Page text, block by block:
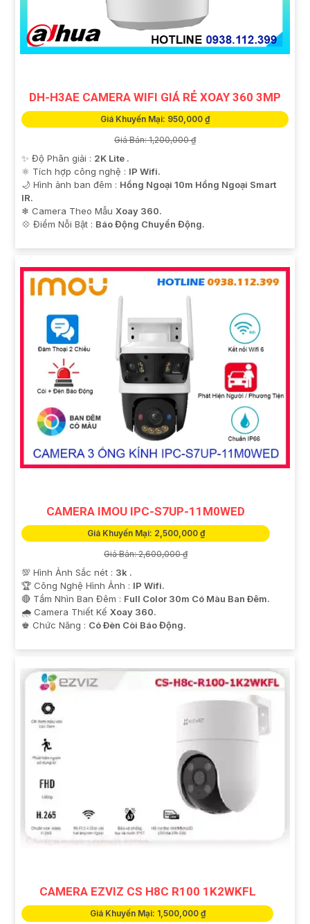
DH-H3AE CAMERA WIFI GIÁ RẺ XOAY 360 3MP
Giá Khuyến Mại: 950,000 ₫
Giá Bán: 1,200,000 ₫
✨ Độ Phân giải : 2K Lite .
⚛️ Tích hợp công nghệ : IP Wifi.
🌙 Hình ảnh ban đêm : Hồng Ngoại 10m Hồng Ngoại Smart
IR.
❄ Camera Theo Mẫu Xoay 360.
️💠 Điểm Nỗi Bật : Báo Động Chuyển Động.
CAMERA IMOU IPC-S7UP-11M0WED
Giá Khuyến Mại: 2,500,000 ₫
Giá Bán: 2,600,000 ₫
💯 Hình Ảnh Sắc nét : 3k .
🏆 Công Nghệ Hình Ảnh : IP Wifi.
🔴 Tầm Nhìn Ban Đêm : Full Color 30m Có Màu Ban Ðêm.
🌧️ Camera Thiết Kế Xoay 360.
️♚ Chức Năng : Có Ðèn Còi Báo Động.
CAMERA EZVIZ CS H8C R100 1K2WKFL
Giá Khuyến Mại: 1,500,000 ₫